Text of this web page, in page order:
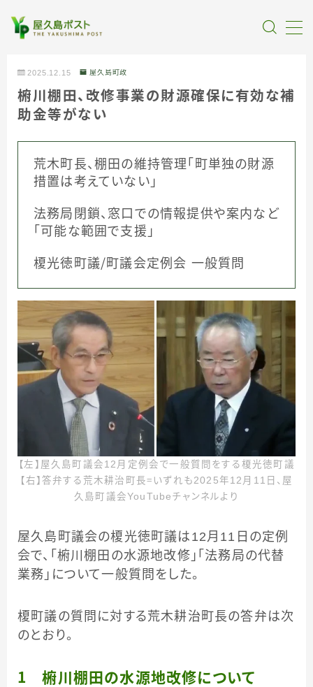
全記事カテゴリー
私たちについて
受賞・報道
情報提供
2025.12.15 屋久島町政
椨川棚田、改修事業の財源確保に有効な補
助金等がない
荒木町長、棚田の維持管理「町単独の財源
措置は考えていない」
法務局閉鎖、窓口での情報提供や案内など
「可能な範囲で支援」
榎光徳町議／町議会定例会 一般質問
【左】屋久島町議会12月定例会で一般質問をする榎光徳町議
【右】答弁する荒木耕治町長＝いずれも2025年12月11日、屋
久島町議会YouTubeチャンネルより
屋久島町議会の榎光徳町議は12月11日の定例
会で、「椨川棚田の水源地改修」「法務局の代替
業務」について一般質問をした。
榎町議の質問に対する荒木耕治町長の答弁は次
のとおり。
１ 椨川棚田の水源地改修について